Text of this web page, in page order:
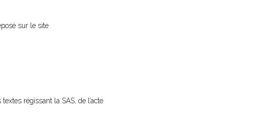
sur le site
régissant la SAS, de l’acte